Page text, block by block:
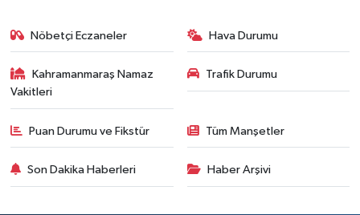
Nöbetçi Eczaneler Hava Durumu
Kahramanmaraş Namaz
Vakitleri
Trafik Durumu
Puan Durumu ve Fikstür Tüm Manşetler
Son Dakika Haberleri Haber Arşivi